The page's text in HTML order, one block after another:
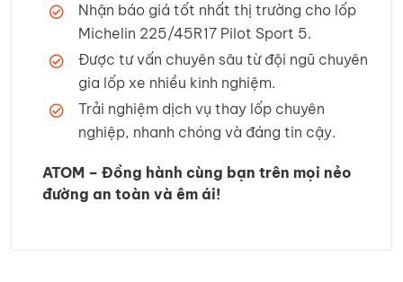
Nhận báo giá tốt nhất thị trường cho lốp
Michelin 225/45R17 Pilot Sport 5.
Được tư vấn chuyên sâu từ đội ngũ chuyên
gia lốp xe nhiều kinh nghiệm.
Trải nghiệm dịch vụ thay lốp chuyên
nghiệp, nhanh chóng và đáng tin cậy.
ATOM – Đồng hành cùng bạn trên mọi nẻo
đường an toàn và êm ái!